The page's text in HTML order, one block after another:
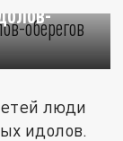
люди
идолов.